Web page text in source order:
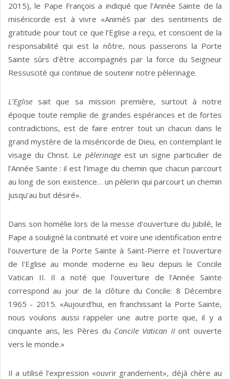
2015), le Pape François a indiqué que l’Année Sainte de la
miséricorde est à vivre «AniméS par des sentiments de
gratitude pour tout ce que l’Eglise a reçu, et conscient de la
responsabilité qui est la nôtre, nous passerons la Porte
Sainte sûrs d’être accompagnés par la force du Seigneur
Ressuscité qui continue de soutenir notre pèlerinage.
L’Eglise sait que sa mission première, surtout à notre
époque toute remplie de grandes espérances et de fortes
contradictions, est de faire entrer tout un chacun dans le
grand mystère de la miséricorde de Dieu, en contemplant le
visage du Christ. Le pèlerinage est un signe particulier de
l’Année Sainte : il est l’image du chemin que chacun parcourt
au long de son existence… un pèlerin qui parcourt un chemin
jusqu’au but désiré».
Dans son homélie lors de la messe d'ouverture du Jubilé, le
Pape a souligné la continuité et voire une identification entre
l'ouverture de la Porte Sainte à Saint-Pierre et l'ouverture
de l'Eglise au monde moderne eu lieu depuis le Concile
Vatican II. Il a noté que l'ouverture de l'Année Sainte
correspond au jour de la clôture du Concile: 8 Décembre
1965 - 2015. «Aujourd’hui, en franchissant la Porte Sainte,
nous voulons aussi rappeler une autre porte que, il y a
cinquante ans, les Pères du Concile Vatican IIont ouverte
vers le monde.»
Il a utilisé l’expression «ouvrir grandement», déjà chère au